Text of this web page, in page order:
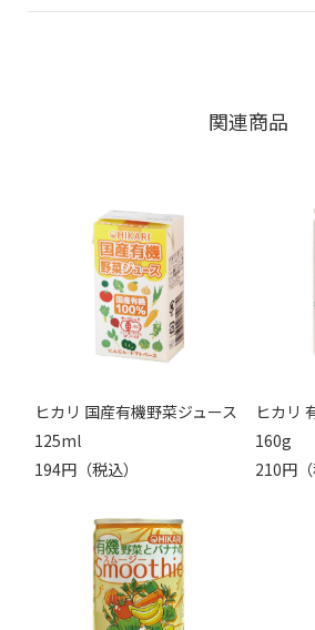
関連商品
ヒカリ 国産有機野菜ジュース
125ml
194円（税込）
ヒカリ
160g
210円（